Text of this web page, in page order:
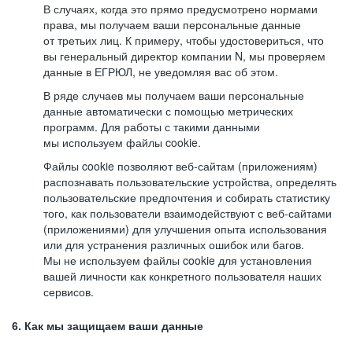
В случаях, когда это прямо предусмотрено нормами
права, мы получаем ваши персональные данные
от третьих лиц. К примеру, чтобы удостовериться, что
вы генеральный директор компании N, мы проверяем
данные в ЕГРЮЛ, не уведомляя вас об этом.
В ряде случаев мы получаем ваши персональные
данные автоматически с помощью метрических
программ. Для работы с такими данными
мы используем файлы cookie.
Файлы cookie позволяют веб-сайтам (приложениям)
распознавать пользовательские устройства, определять
пользовательские предпочтения и собирать статистику
того, как пользователи взаимодействуют с веб-сайтами
(приложениями) для улучшения опыта использования
или для устранения различных ошибок или багов.
Мы не используем файлы cookie для установления
вашей личности как конкретного пользователя наших
сервисов.
6. Как мы защищаем ваши данные